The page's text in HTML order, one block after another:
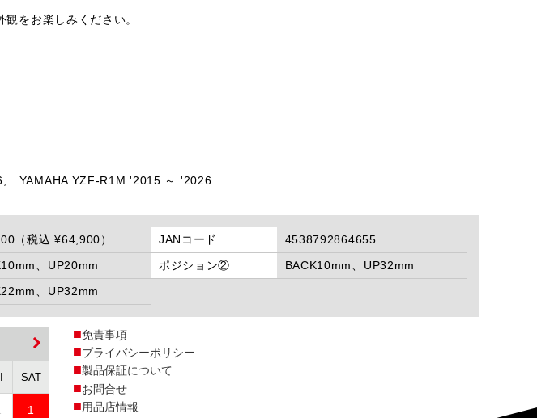
をお楽しみください。
YAMAHA YZF-R1M '2015 ～ '2026
（税込 ¥64,900） JANコード
4538792864655
、UP20mm ポジション②
BACK10mm、UP32mm
、UP32mm
SAT
1
免責事項
プライバシーポリシー
製品保証について
お問合せ
用品店情報